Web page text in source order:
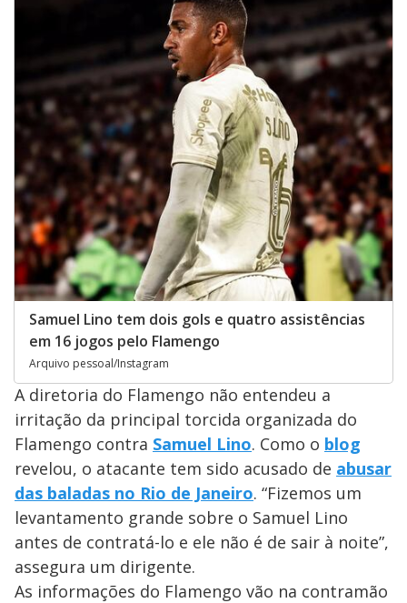
Samuel Lino tem dois gols e quatro assistências
em 16 jogos pelo Flamengo
Arquivo pessoal/Instagram
A diretoria do Flamengo não entendeu a
irritação da principal torcida organizada do
Flamengo contra Samuel Lino. Como o blog
revelou, o atacante tem sido acusado de abusar
das baladas no Rio de Janeiro. “Fizemos um
levantamento grande sobre o Samuel Lino
antes de contratá-lo e ele não é de sair à noite”,
assegura um dirigente.
As informações do Flamengo vão na contramão